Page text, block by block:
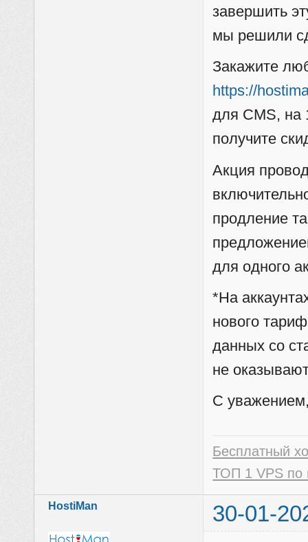
завершить
мы решили
Закажите
https://
для CMS, на
получите
Акция
продление
для одного
*На
нового
данных со
не
C
Бесплатный
ТОП 1 VPS по
HostiMan 30-01-